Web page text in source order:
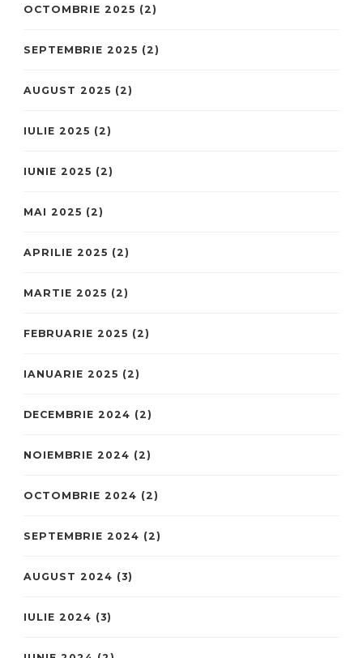
OCTOMBRIE 2025 (2)
SEPTEMBRIE 2025 (2)
AUGUST 2025 (2)
IULIE 2025 (2)
IUNIE 2025 (2)
MAI 2025 (2)
APRILIE 2025 (2)
MARTIE 2025 (2)
FEBRUARIE 2025 (2)
IANUARIE 2025 (2)
DECEMBRIE 2024 (2)
NOIEMBRIE 2024 (2)
OCTOMBRIE 2024 (2)
SEPTEMBRIE 2024 (2)
AUGUST 2024 (3)
IULIE 2024 (3)